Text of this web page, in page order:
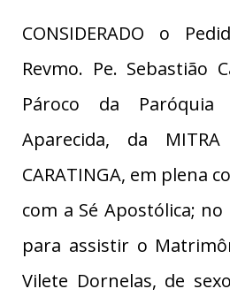
CONSIDERADO o
Revmo. Pe. Sebastião
Pároco da Paróquia
Aparecida, da MITRA
CARATINGA, em plena
com a Sé Apostólica;
para assistir o
Vilete Dornelas, de